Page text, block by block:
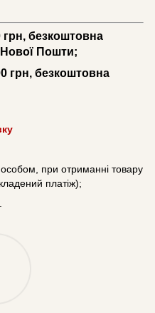
грн, безкоштовна
Нової Пошти;
грн, безкоштовна
при отриманні товару
платіж);